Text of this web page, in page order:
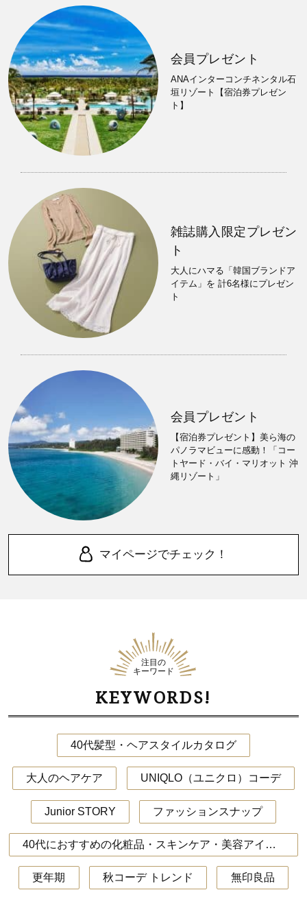
会員プレゼント
ANAインターコンチネンタル石
垣リゾート【宿泊券プレゼン
ト】
雑誌購入限定プレゼン
ト
大人にハマる「韓国ブランドア
イテム」を 計6名様にプレゼン
ト
会員プレゼント
【宿泊券プレゼント】美ら海の
パノラマビューに感動！「コー
トヤード・バイ・マリオット 沖
縄リゾート」
マイページでチェック！
注目の
キーワード
KEYWORDS!
40代髪型・ヘアスタイルカタログ
大人のヘアケア UNIQLO（ユニクロ）コーデ
Junior STORY ファッションスナップ
40代におすすめの化粧品・スキンケア・美容アイテム
更年期 秋コーデ トレンド 無印良品